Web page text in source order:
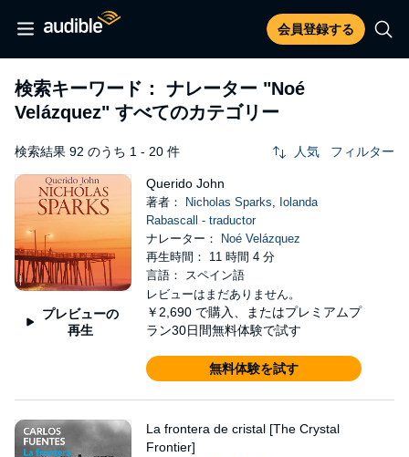
会員登録する
検索キーワード： ナレーター "Noé
Velázquez" すべてのカテゴリー
検索結果 92 のうち 1 - 20 件 人気 フィルター
プレビューの
再生
Querido John
著者： Nicholas Sparks, Iolanda
Rabascall - traductor
ナレーター：
Noé Velázquez
再生時間： 11 時間 4 分
言語： スペイン語
レビューはまだありません。
￥2,690 で購入、またはプレミアムプ
ラン30日間無料体験で試す
無料体験を試す
La frontera de cristal [The Crystal
Frontier]